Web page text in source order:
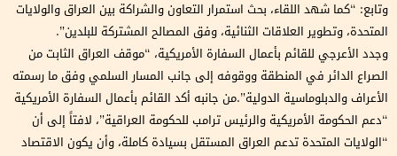
وتابع: “كما شهد اللقاء، بحث استمرار التعاون والشراكة بين العراق والولايات
المتحدة، وتطوير العلاقات الثنائية، وفق المصالح المشتركة للبلدين”.
وجدد الأعرجي للقائم بأعمال السفارة الأمريكية، “موقف العراق الثابت من
الصراع الدائر في المنطقة ووقوفه إلى جانب المسار السلمي وفق ما رسمته
الأعراف والدبلوماسية الدولية”.من جانبه أكد القائم بأعمال السفارة الأمريكية
“دعم الحكومة الأمريكية والرئيس ترامب للحكومة العراقية”، لافتاً إلى أن
“الولايات المتحدة تدعم العراق المستقل بسيادة كاملة، وأن يكون الاقتصاد